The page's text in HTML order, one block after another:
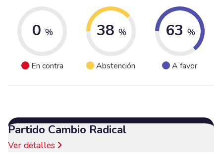
0 %
En contra
38 %
Abstención
63 %
A favor
Partido Cambio Radical
Ver detalles